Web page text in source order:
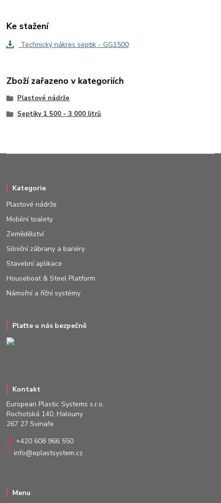
Ke stažení
Technický nákres septik - GG1500
Zboží zařazeno v kategoriích
Plastové nádrže
Septiky 1 500 - 3 000 litrů
Kategorie
Plastové nádrže
Mobilní toalety
Zemědělství
Silniční zábrany a bariéry
Stavební aplikace
Houseboat & Steel Platform
Námořní a říční systémy
Plaťte u nás bezpečně
Kontakt
European Plastic Systems s.r.o.
Rochotská 140, Halouny
267 27 Svinaře
+420 608 966 550
info@eplastsystem.cz
Menu